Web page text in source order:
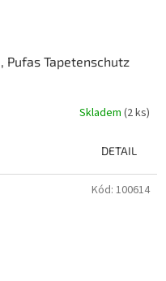
Pufas Tapetenschutz
Skladem (2 ks)
DETAIL
Kód: 100614